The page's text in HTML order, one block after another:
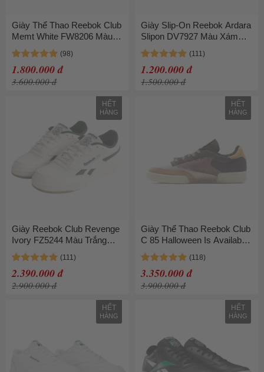
Giày Thể Thao Reebok Club
Memt White FW8206 Màu
Trắng Size 38.5
1.800.000 đ
3.600.000 đ
Giày Slip-On Reebok Ardara
Slipon DV7927 Màu Xám
Xanh Size 37.5
1.200.000 đ
1.500.000 đ
HẾT
HÀNG
Giày Reebok Club Revenge
Ivory FZ5244 Màu Trắng
Xanh
2.390.000 đ
2.900.000 đ
HẾT
HÀNG
Giày Thể Thao Reebok Club
C 85 Halloween Is Available
Overseas BS7496
3.350.000 đ
3.900.000 đ
HẾT
HÀNG
HẾT
HÀNG